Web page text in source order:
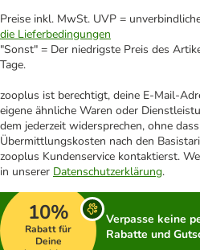
Preise inkl. MwSt. UVP =
die Lieferbedingungen
"Sonst" = Der niedrigste Preis des
Tage.
zooplus ist berechtigt, deine E-Mail-
eigene ähnliche Waren oder
dem jederzeit widersprechen, ohne
Übermittlungskosten nach den
zooplus Kundenservice kontaktierst.
in unserer Datenschutzerklärung.
10%
Rabatt für
Deine
Verpasse keine
Rabatte und